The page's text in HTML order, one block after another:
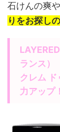
石けんの爽
りをお探し
ランス）
クレム
力アップ！